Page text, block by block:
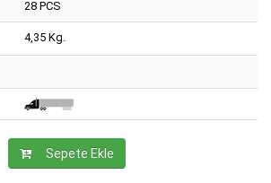
28 PCS
4,35 Kg.
Sepete Ekle